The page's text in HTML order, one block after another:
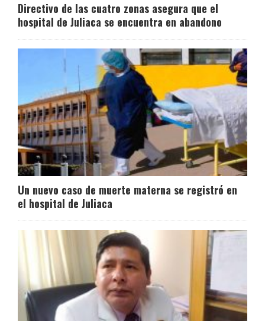
Directivo de las cuatro zonas asegura que el
hospital de Juliaca se encuentra en abandono
Un nuevo caso de muerte materna se registró en
el hospital de Juliaca